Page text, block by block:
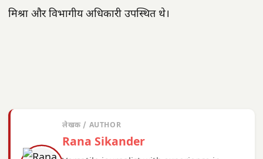
मिश्रा और विभागीय अधिकारी उपस्थित थे।
लेखक / AUTHOR
Rana Sikander